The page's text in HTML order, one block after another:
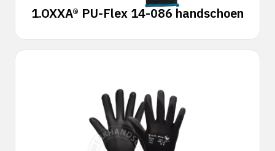
1.OXXA® PU-Flex 14-086 handschoen